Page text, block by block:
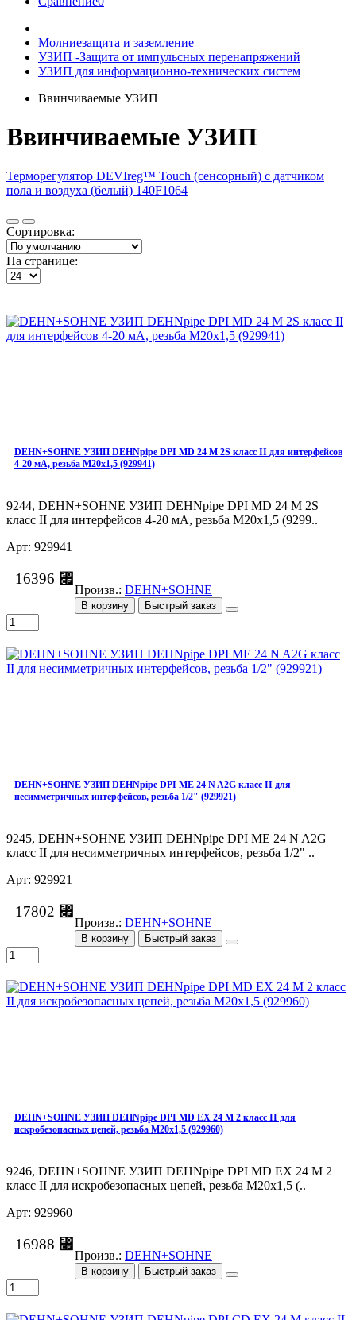
Молниезащита и заземление
УЗИП -Защита от импульсных перенапряжений
УЗИП для информационно-технических систем
Ввинчиваемые УЗИП
Ввинчиваемые УЗИП
Терморегулятор DEVIreg™ Touch (сенсорный) с датчиком
пола и воздуха (белый) 140F1064
Сортировка:
На странице:
DEHN+SOHNE УЗИП DEHNpipe DPI MD 24 M 2S класс II для интерфейсов
4-20 мА, резьба М20х1,5 (929941)
9244, DEHN+SOHNE УЗИП DEHNpipe DPI MD 24 M 2S
класс II для интерфейсов 4-20 мА, резьба М20х1,5 (9299..
Арт: 929941
16396 ⃏
Произв.: DEHN+SOHNE
В корзину Быстрый заказ
DEHN+SOHNE УЗИП DEHNpipe DPI ME 24 N A2G класс II для
несимметричных интерфейсов, резьба 1/2" (929921)
9245, DEHN+SOHNE УЗИП DEHNpipe DPI ME 24 N A2G
класс II для несимметричных интерфейсов, резьба 1/2" ..
Арт: 929921
17802 ⃏
Произв.: DEHN+SOHNE
В корзину Быстрый заказ
DEHN+SOHNE УЗИП DEHNpipe DPI MD EX 24 M 2 класс II для
искробезопасных цепей, резьба М20х1,5 (929960)
9246, DEHN+SOHNE УЗИП DEHNpipe DPI MD EX 24 M 2
класс II для искробезопасных цепей, резьба М20х1,5 (..
Арт: 929960
16988 ⃏
Произв.: DEHN+SOHNE
В корзину Быстрый заказ